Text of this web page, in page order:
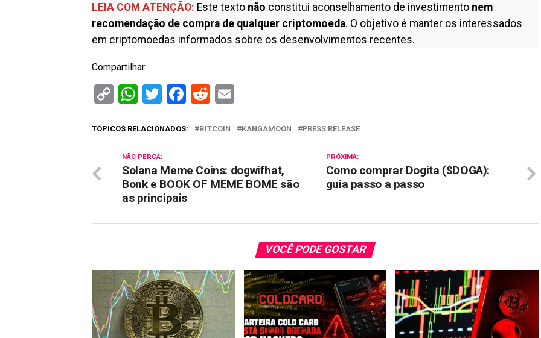
LEIA COM ATENÇÃO: Este texto não constitui aconselhamento de investimento nem
recomendação de compra de qualquer criptomoeda. O objetivo é manter os interessados
em criptomoedas informados sobre os desenvolvimentos recentes.
Compartilhar:
CopyWhatsApp
Twitter
Facebook
Reddit
TÓPICOS RELACIONADOS: BITCOIN KANGAMOON PRESS RELEASE
PRÓXIMA:
Como comprar Dogita ($DOGA):
guia passo a passo
NÃO PERCA:
Solana Meme Coins: dogwifhat,
Bonk e BOOK OF MEME BOME são
as principais
VOCÊ PODE GOSTAR